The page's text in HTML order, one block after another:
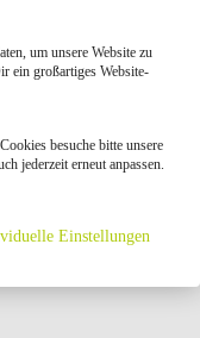
um unsere Website zu
ein großartiges Website-
besuche bitte unsere
jederzeit erneut anpassen.
Einstellungen